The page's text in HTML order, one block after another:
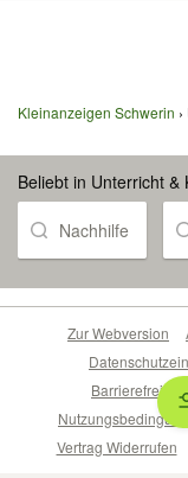
Kleinanzeigen Schwerin
Beliebt in Unterricht &
Nachhilfe
Zur Webversion
Vertrag Widerrufen